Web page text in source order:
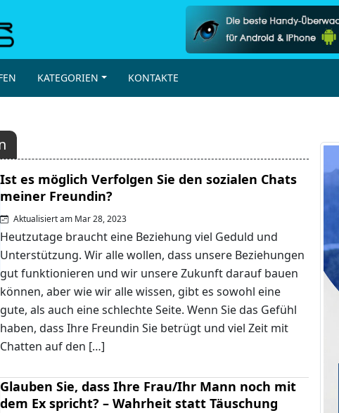
KATEGORIEN KONTAKTE
Ist es möglich Verfolgen Sie den sozialen Chats
meiner Freundin?
Aktualisiert am Mar 28, 2023
Heutzutage braucht eine Beziehung viel Geduld und
Unterstützung. Wir alle wollen, dass unsere Beziehungen
gut funktionieren und wir unsere Zukunft darauf bauen
können, aber wie wir alle wissen, gibt es sowohl eine
gute, als auch eine schlechte Seite. Wenn Sie das Gefühl
haben, dass Ihre Freundin Sie betrügt und viel Zeit mit
Chatten auf den […]
Glauben Sie, dass Ihre Frau/Ihr Mann noch mit
dem Ex spricht? – Wahrheit statt Täuschung